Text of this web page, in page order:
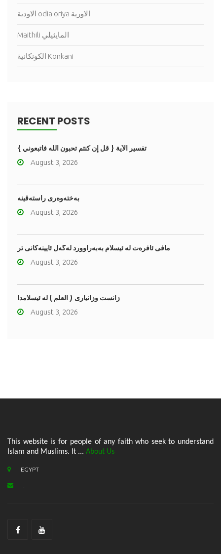
الاودية odia oriya الاورية
Maithili المايثيلي
الكونكانية Konkani
RECENT POSTS
August 3, 2026
به‌خته‌وه‌رى راسته‌قینه
August 3, 2026
مافى ئافره‌ت له‌ ئیسلام به‌به‌راوورد له‌گه‌ڵ ئایینه‌کانی تر
August 3, 2026
زانست وزانیاری ( العلم ) له ئیسلامدا
August 3, 2026
This website is for people of any faith who seek to understand
Islam and Muslims. It ... About Us
EGYPT